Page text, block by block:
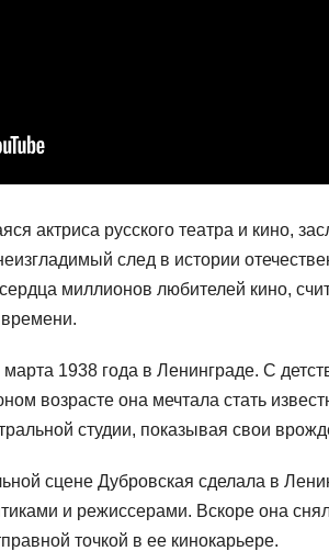
актриса русского театра и кино,
след в истории
миллионов любителей кино,
времени.
1938 года в Ленинграде. С
возрасте она мечтала стать
студии, показывая свои
сцене Дубровская сделала в
и режиссерами. Вскоре она
точкой в ее кинокарьере.